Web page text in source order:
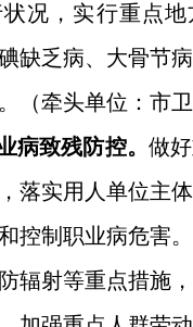
况，实行重点地
缺乏病、大骨节
（牵头单位：市
病致残防控。 做
落实用人单位主
控制职业病危害
辐射等重点措施